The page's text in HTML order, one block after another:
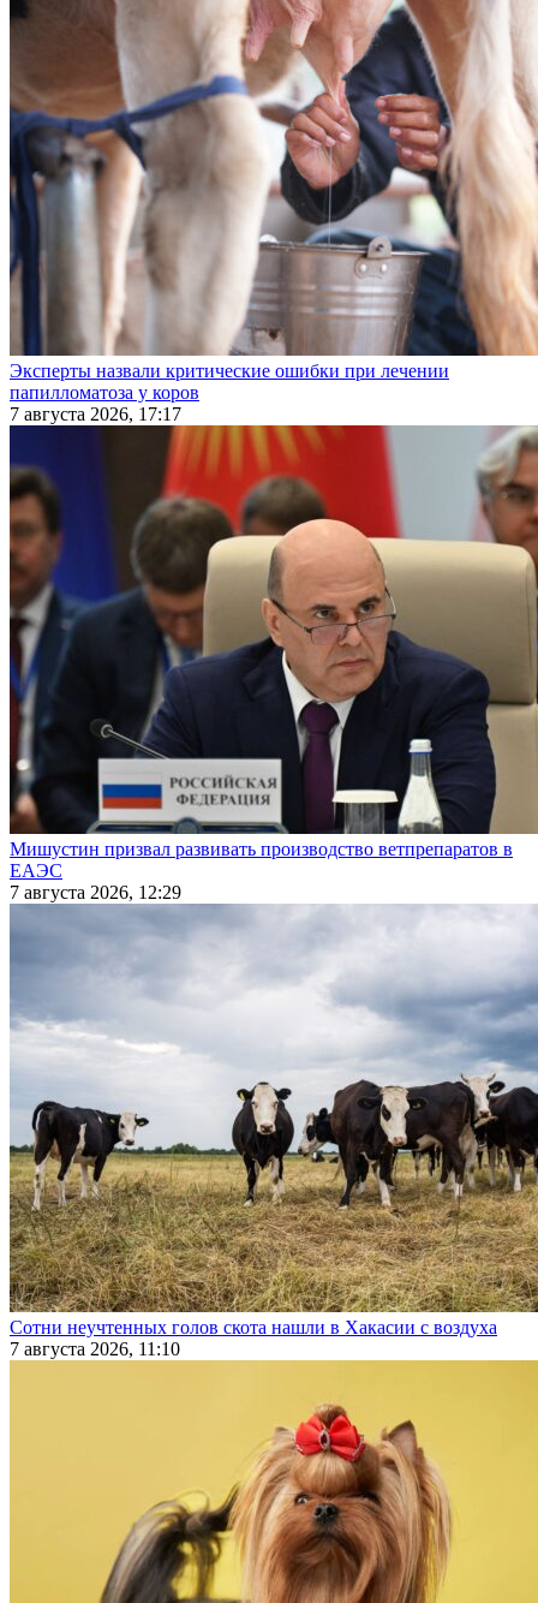
Эксперты назвали критические ошибки при лечении
папилломатоза у коров
7 августа 2026, 17:17
Мишустин призвал развивать производство ветпрепаратов в
ЕАЭС
7 августа 2026, 12:29
Сотни неучтенных голов скота нашли в Хакасии с воздуха
7 августа 2026, 11:10